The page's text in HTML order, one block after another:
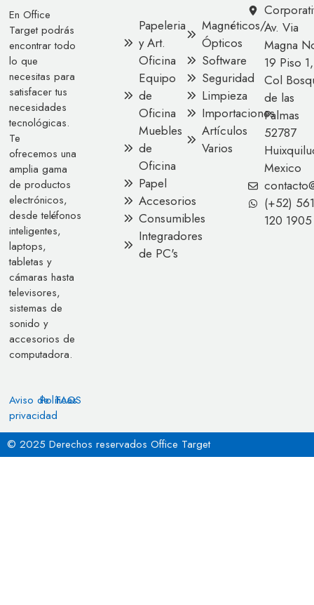
En Office
Target podrás
encontrar todo
lo que
necesitas para
satisfacer tus
necesidades
tecnológicas.
Te
ofrecemos una
amplia gama
de productos
electrónicos,
desde teléfonos
inteligentes,
laptops,
tabletas y
cámaras hasta
televisores,
sistemas de
sonido y
accesorios de
computadora.
Aviso de
privacidad
Políticas
FAQS
Papeleria
y Art.
Oficina
Equipo
de
Oficina
Muebles
de
Oficina
Papel
Accesorios
Consumibles
Integradores
de PC's
Magnéticos/
Ópticos
Software
Seguridad
Limpieza
Importaciones
Artículos
Varios
Av. Via
Magna
19 Piso 1,
Col
de las
Palmas
52787
Mexico
(+52) 561
120 1905
© 2025 Derechos reservados Office Target